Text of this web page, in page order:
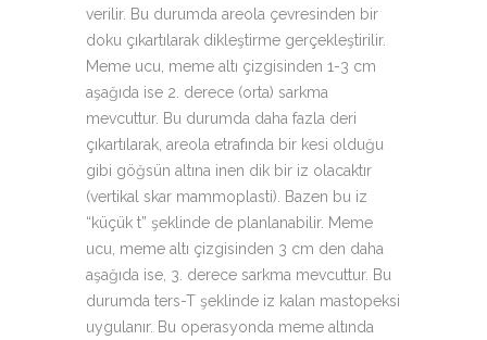
verilir. Bu durumda areola çevresinden bir
doku çıkartılarak dikleştirme gerçekleştirilir.
Meme ucu, meme altı çizgisinden 1-3 cm
aşağıda ise 2. derece (orta) sarkma
mevcuttur. Bu durumda daha fazla deri
çıkartılarak, areola etrafında bir kesi olduğu
gibi göğsün altına inen dik bir iz olacaktır
(vertikal skar mammoplasti). Bazen bu iz
“küçük t” şeklinde de planlanabilir. Meme
ucu, meme altı çizgisinden 3 cm den daha
aşağıda ise, 3. derece sarkma mevcuttur. Bu
durumda ters-T şeklinde iz kalan mastopeksi
uygulanır. Bu operasyonda meme altında